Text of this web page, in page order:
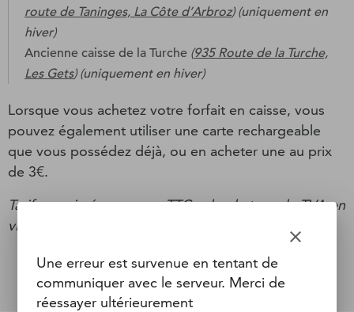
route de Taninges, La Côte d’Arbroz) (uniquement en
hiver)
Ancienne caisse de la Turche (935 Route de la Turche,
Les Gets) (uniquement en hiver)
Lorsque vous achetez votre forfait en caisse, vous
pouvez également utiliser une carte rechargeable
que vous possédez déjà, ou en acheter une au prix
de 3€.
Tarifs exprimés en euros TTC selon le taux de TVA en
vigueur.
clear
Une erreur est survenue en tentant de
communiquer avec le serveur. Merci de
réessayer ultérieurement